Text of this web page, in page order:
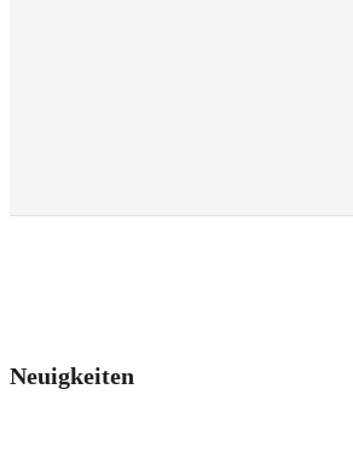
Neuigkeiten